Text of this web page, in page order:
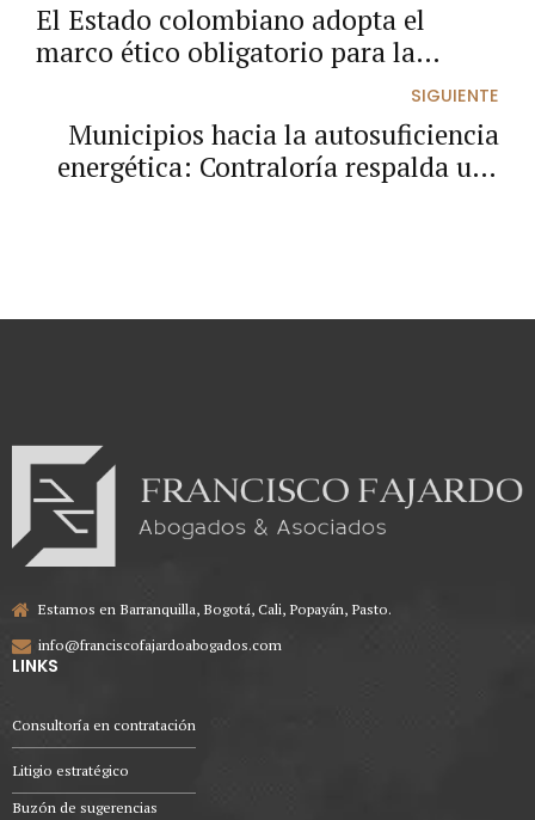
El Estado colombiano adopta el
marco ético obligatorio para la
Inteligencia Artificial en el sector
público
SIGUIENTE
Municipios hacia la autosuficiencia
energética: Contraloría respalda uso
Estamos en Barranquilla, Bogotá, Cali, Popayán, Pasto.
info@franciscofajardoabogados.com
LINKS
Consultoría en contratación
Litigio estratégico
Buzón de sugerencias